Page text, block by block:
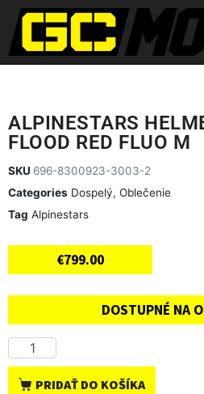
ALPINESTARS
FLOOD RED FLUO M
SKU 696-8300923-3003-2
Categories Dospelý, Oblečenie
Tag Alpinestars
€799.00
DOSTUPNÉ NA
PRIDAŤ DO KOŠÍKA